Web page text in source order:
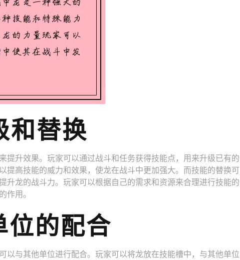
和替换
提升效果。玩家可以通过战斗和任务获得技能点，用来升级已有的
提高技能的威力和效果，使龙在战斗中更加强大。而技能的替换可
升龙的战斗力。玩家可以根据自己的需求和资源来合理进行技能的
作用。
位的配合
以与其他单位进行配合。玩家可以将龙放在技能槽中，与其他单位